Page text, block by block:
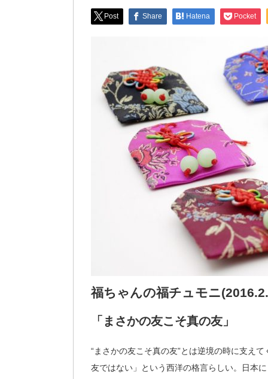
Post Share Hatena Pocket
福ちゃんの福チュモニ
「まさかの友こそ真の友」
“まさかの友こそ真の友”とは逆境の時に支え
友ではない」という西洋の格言らしい。日本